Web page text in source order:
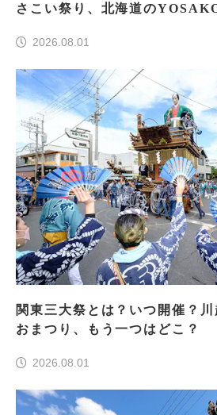
さこい祭り、北海道の
2026.08.01
関東三大祭とは？いつ開催？
おまつり、もう一つはどこ？
2026.08.01